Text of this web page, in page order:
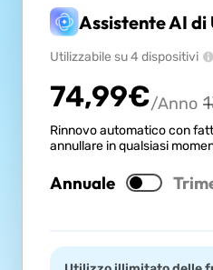
Assistente AI di
Utilizzabile su 4 dispositivi
74,99€/Anno
Rinnovo automatico con
annullare in qualsiasi
Annuale